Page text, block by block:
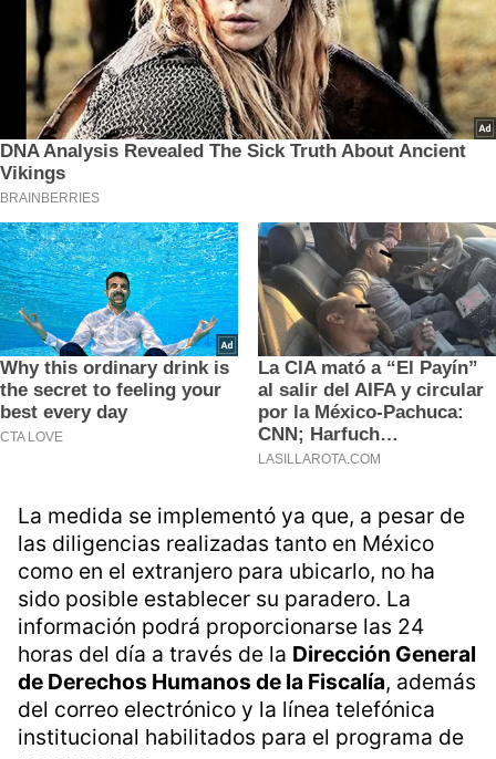
La medida se implementó ya que, a pesar de
las diligencias realizadas tanto en México
como en el extranjero para ubicarlo, no ha
sido posible establecer su paradero. La
información podrá proporcionarse las 24
horas del día a través de la Dirección General
de Derechos Humanos de la Fiscalía, además
del correo electrónico y la línea telefónica
institucional habilitados para el programa de